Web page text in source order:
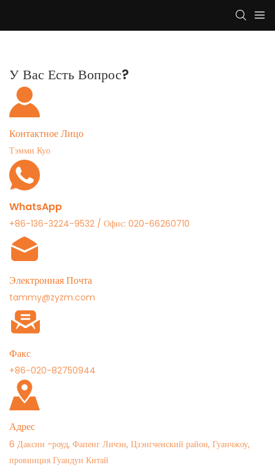
У Вас Есть Вопрос?
Контактное Лицо
Тэмми Куо
WhatsApp
+86-136-3224-9532 / Офис: 020-66260710
Электронная Почта
tammy@zyzm.com
Факс
+86-020-82750944
Адрес
6 Даксин -роуд, Фапенг Личэн, Цзэнгченский район, Гуанчжоу,
провинция Гуандун Китай